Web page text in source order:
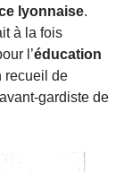
lyonnaise.
à la fois
l’éducation
recueil de
gardiste de